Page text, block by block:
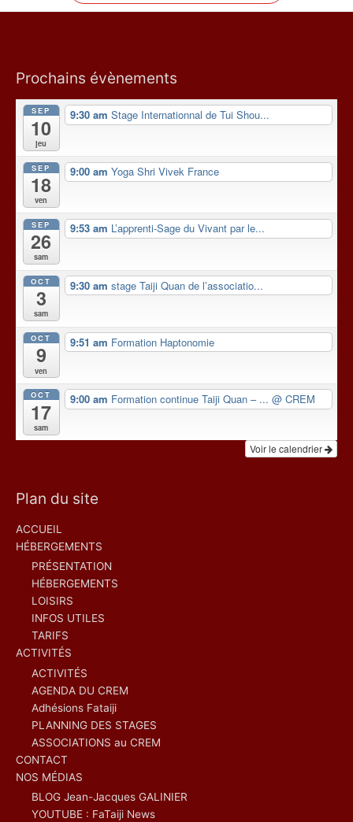
Prochains évènements
SEP
10
jeu
9:30 am Stage Internationnal de Tui Shou...
SEP
18
ven
9:00 am Yoga Shri Vivek France
SEP
26
sam
9:53 am L’apprenti-Sage du Vivant par le...
OCT
3
sam
9:30 am stage Taiji Quan de l’associatio...
OCT
9
ven
9:51 am Formation Haptonomie
OCT
17
sam
9:00 am Formation continue Taiji Quan – ... @ CREM
Voir le calendrier
Plan du site
ACCUEIL
HÉBERGEMENTS
PRÉSENTATION
HÉBERGEMENTS
LOISIRS
INFOS UTILES
TARIFS
ACTIVITÉS
ACTIVITÉS
AGENDA DU CREM
Adhésions Fataiji
PLANNING DES STAGES
ASSOCIATIONS au CREM
CONTACT
NOS MÉDIAS
BLOG Jean-Jacques GALINIER
YOUTUBE : FaTaiji News